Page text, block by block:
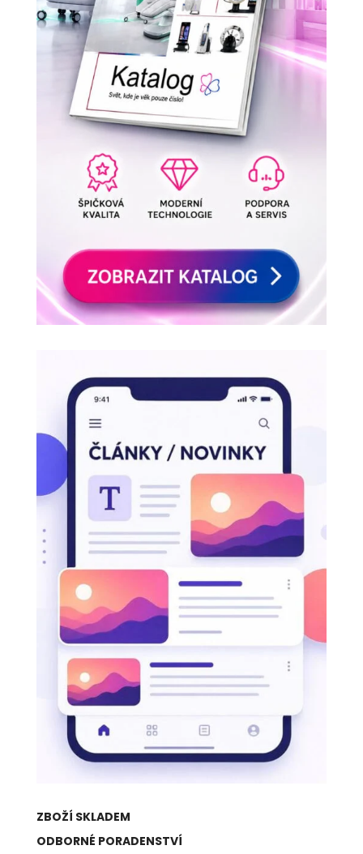
ZBOŽÍ SKLADEM
ODBORNÉ PORADENSTVÍ